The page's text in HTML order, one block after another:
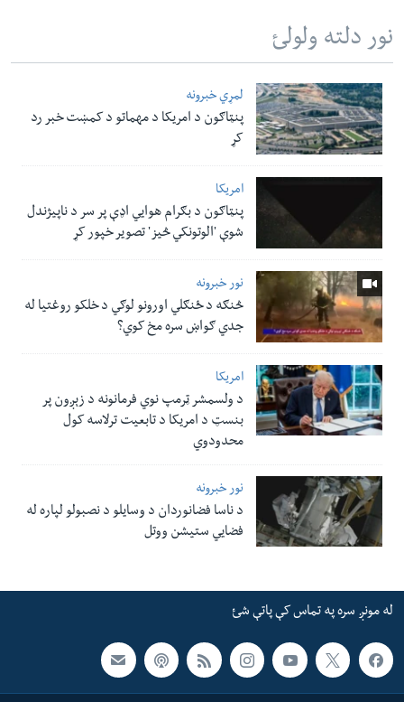
نور دلته ولولئ
لمړي خبرونه
پنټاګون د امریکا د مهماتو د کمښت خبر رد
کړ
امریکا
پنټاګون د بګرام هوایي اډې پر سر د ناپيژندل
شوې 'الوتونکي څيز' تصویر خپور کړ
نور خبرونه
څنګه د ځنګلي اورونو لوګي د خلکو روغتیا له
جدي ګواښ سره مخ کوي؟
امریکا
د ولسمشر ټرمپ نوي فرمانونه د زېږون پر
بنسټ د امریکا د تابعیت ترلاسه کول
محدودوي
نور خبرونه
د ناسا فضانوردان د وسایلو د نصبولو لپاره له
فضایي ستیشن ووتل
له مونږ سره په تماس کې پاتې شئ